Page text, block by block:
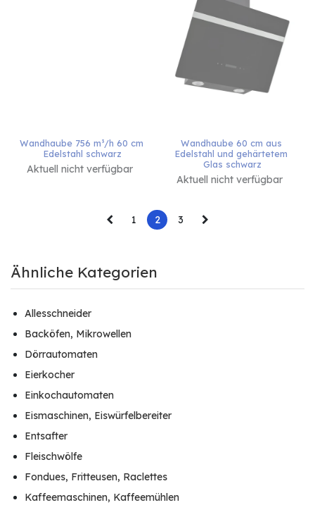
Wandhaube 756 m³/h 60 cm
Edelstahl schwarz
Aktuell nicht verfügbar
Wandhaube 60 cm aus
Edelstahl und gehärtetem
Glas schwarz
Aktuell nicht verfügbar
1 2 3
Ähnliche Kategorien
Allesschneider
Backöfen, Mikrowellen
Dörrautomaten
Eierkocher
Einkochautomaten
Eismaschinen, Eiswürfelbereiter
Entsafter
Fleischwölfe
Fondues, Fritteusen, Raclettes
Kaffeemaschinen, Kaffeemühlen